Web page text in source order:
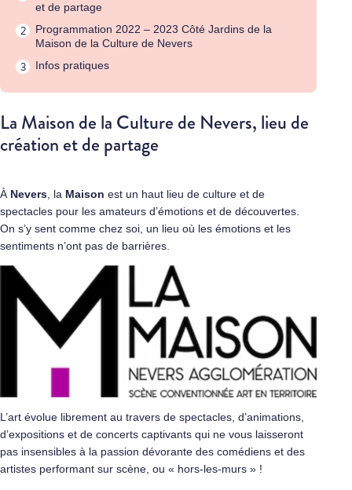
et de partage
Programmation 2022 – 2023 Côté Jardins de la
Maison de la Culture de Nevers
Infos pratiques
La Maison de la Culture de Nevers, lieu de
création et de partage
À Nevers , la Maison est un haut lieu de culture et de
spectacles pour les amateurs d’émotions et de découvertes.
On s’y sent comme chez soi, un lieu où les émotions et les
sentiments n’ont pas de barrières.
L’art évolue librement au travers de spectacles, d’animations,
d’expositions et de concerts captivants qui ne vous laisseront
pas insensibles à la passion dévorante des comédiens et des
artistes performant sur scène, ou « hors-les-murs » !